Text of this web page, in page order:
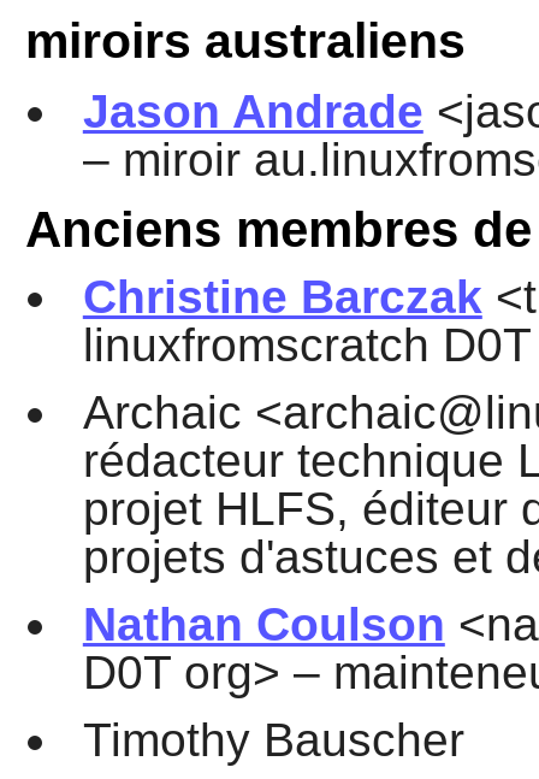
miroirs australiens
Jason Andrade
– miroir
Anciens membres
Christine Barczak
linuxfromscratch
Archaic
rédacteur technique
projet HLFS, éditeur
projets d'astuces et
Nathan Coulson
D0T org> –
Timothy Bauscher